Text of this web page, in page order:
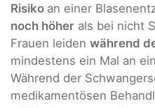
Risiko an einer
noch höher als bei nicht
Frauen leiden während
mindestens ein Mal an
Während der
medikamentösen